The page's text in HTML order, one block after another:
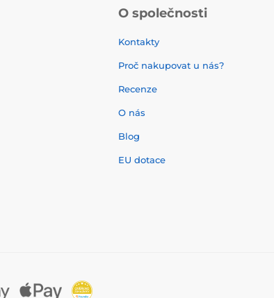
O společnosti
Kontakty
Proč nakupovat u nás?
Recenze
O nás
Blog
EU dotace